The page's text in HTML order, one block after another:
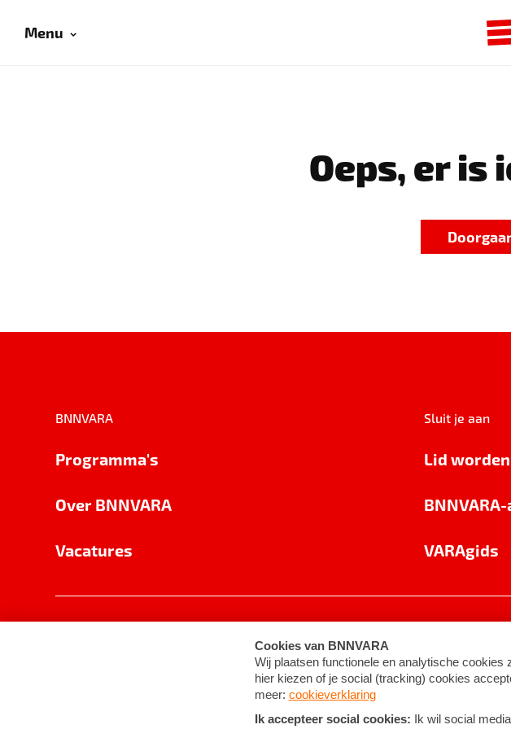
Menu
Oeps, er is
BNNVARA
Programma's
Over BNNVARA
Vacatures
Sluit je aan
Lid worden
VARAgids
Cookie-instellingen Algemene voorwaarden ©